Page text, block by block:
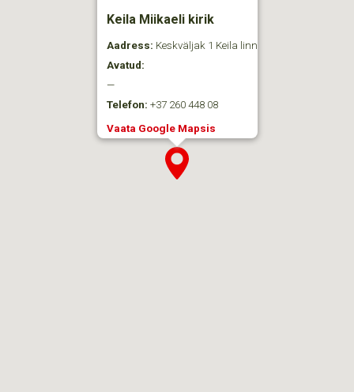
Keila Miikaeli kirik
Aadress: Keskväljak 1 Keila linn
Avatud:
—
Telefon: +37 260 448 08
Vaata Google Mapsis